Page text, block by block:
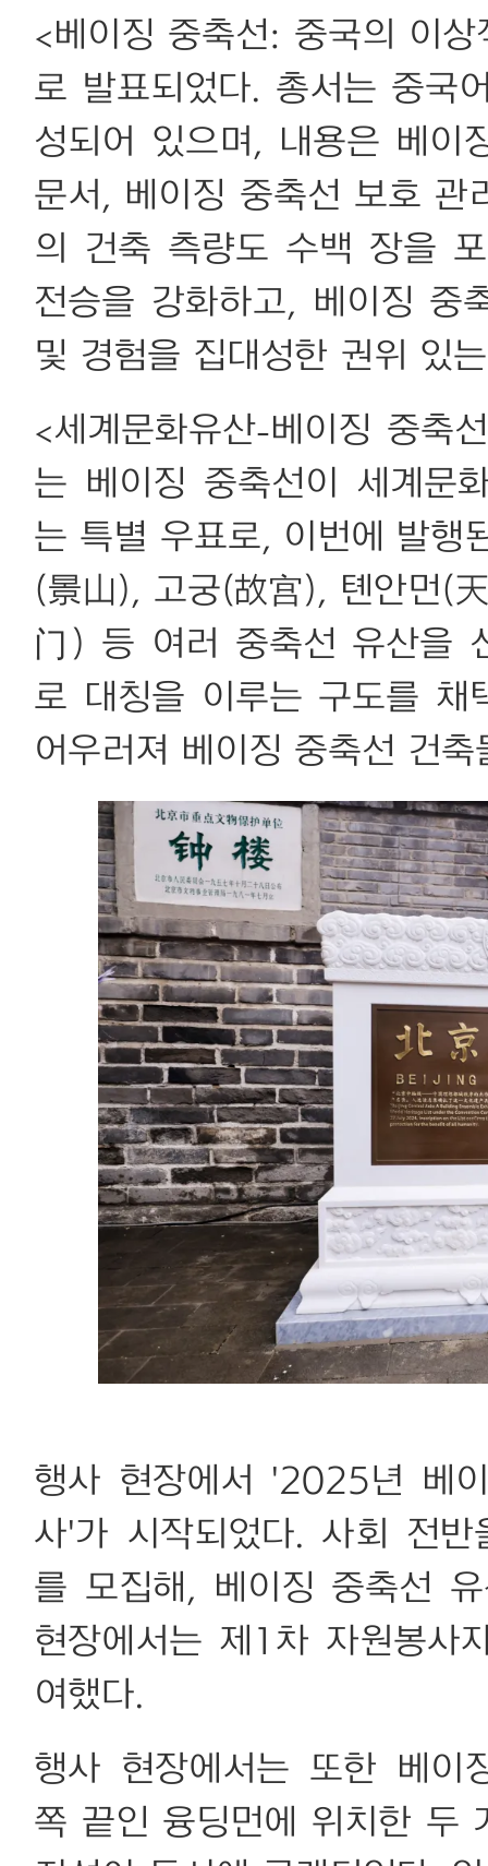
<베이징 중축선: 중국의 이
로 발표되었다. 총서는 중국
성되어 있으며, 내용은 베이
문서, 베이징 중축선 보호
의 건축 측량도 수백 장을
전승을 강화하고, 베이징 중
및 경험을 집대성한 권위 있
<세계문화유산-베이징 중축
는 베이징 중축선이 세계문
는 특별 우표로, 이번에 발행
(景山), 고궁(故宫), 톈안먼(
门) 등 여러 중축선 유산을
로 대칭을 이루는 구도를 채
어우러져 베이징 중축선 건
행사 현장에서 '2025년 베
사'가 시작되었다. 사회 전
를 모집해, 베이징 중축선
현장에서는 제1차 자원봉사
여했다.
행사 현장에서는 또한 베
쪽 끝인 융딩먼에 위치한 두